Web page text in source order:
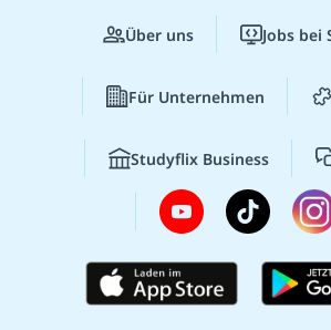
Über uns Jobs bei
Für Unternehmen
Studyflix Business